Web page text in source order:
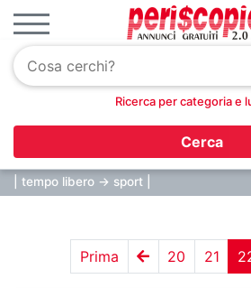
Ricerca per categoria e
Cerca
| tempo libero -> sport |
Prima 20 21